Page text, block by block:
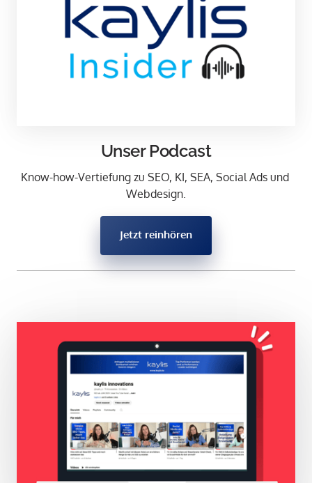
Unser Podcast
Know-how-Vertiefung zu SEO, KI, SEA, Social Ads und
Webdesign.
Jetzt reinhören